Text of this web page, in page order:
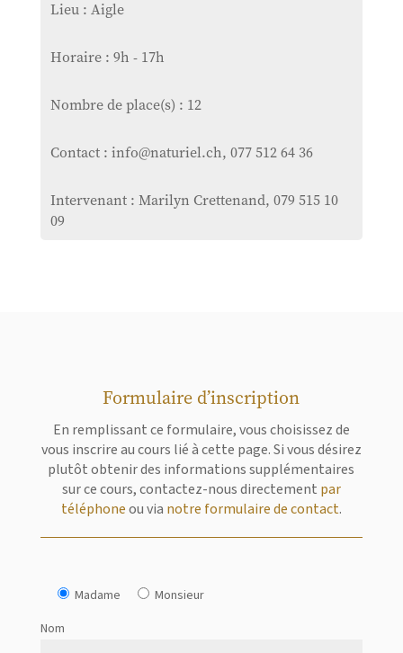
Lieu : Aigle
Horaire : 9h - 17h
Nombre de place(s) : 12
Contact : info@naturiel.ch, 077 512 64 36
Intervenant : Marilyn Crettenand, 079 515 10
09
Formulaire d’inscription
En remplissant ce formulaire, vous choisissez de
vous inscrire au cours lié à cette page. Si vous désirez
plutôt obtenir des informations supplémentaires
sur ce cours, contactez-nous directement par
téléphoneou via notre formulaire de contact.
Madame
Monsieur
Nom